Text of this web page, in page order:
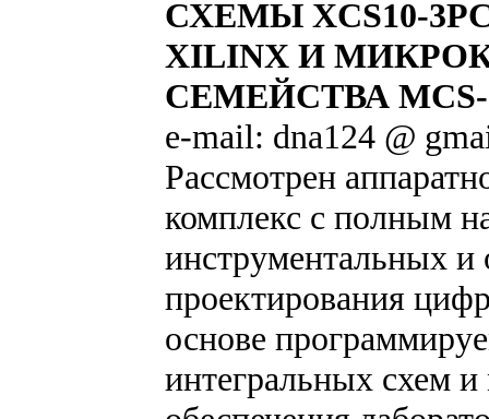
СХЕМЫ XCS10-
XILINX И
СЕМЕЙСТВА MCS-
e-mail: dna124 @
Рассмотрен
комплекс с полным
инструментальных и
проектирования
основе
интегральных схем